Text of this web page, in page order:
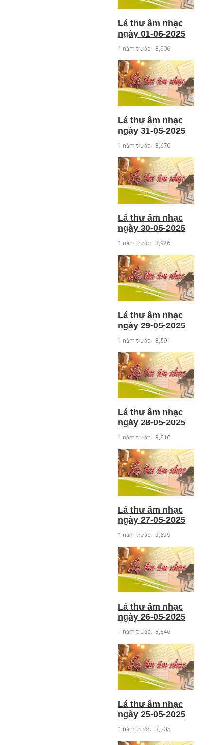
Lá thư âm nhạc
ngày 01-06-2025
1 năm trước 3,906
Lá thư âm nhạc
ngày 31-05-2025
1 năm trước 3,670
Lá thư âm nhạc
ngày 30-05-2025
1 năm trước 3,926
Lá thư âm nhạc
ngày 29-05-2025
1 năm trước 3,591
Lá thư âm nhạc
ngày 28-05-2025
1 năm trước 3,910
Lá thư âm nhạc
ngày 27-05-2025
1 năm trước 3,639
Lá thư âm nhạc
ngày 26-05-2025
1 năm trước 3,846
Lá thư âm nhạc
ngày 25-05-2025
1 năm trước 3,705